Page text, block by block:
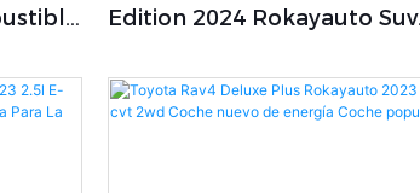
Edition 2024 Rokayauto Suv
Capacidad